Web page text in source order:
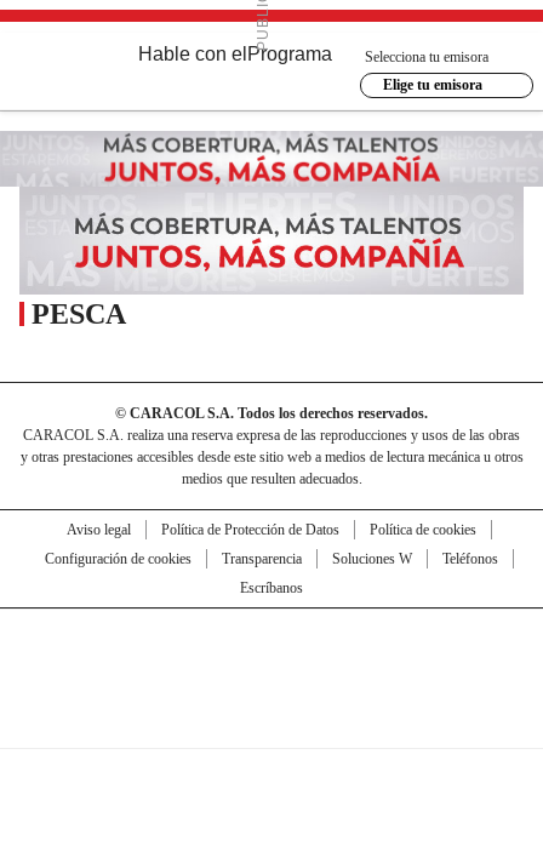
Hable con el Programa
Selecciona tu emisora
Elige tu emisora
PESCA
© CARACOL S.A. Todos los derechos reservados.
CARACOL S.A. realiza una reserva expresa de las reproducciones y usos de las obras
y otras prestaciones accesibles desde este sitio web a medios de lectura mecánica u otros
medios que resulten adecuados.
Aviso legal Política de Protección de Datos
Política de cookies
Configuración de cookies
Transparencia Soluciones W
Teléfonos
Escríbanos